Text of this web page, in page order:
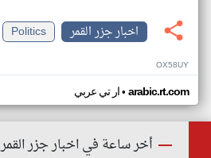
اخبار جزر القمر
Politics
OX58UY
ار تي عربي• arabic.rt.com
أخر ساعة في اخبار جزر القمر